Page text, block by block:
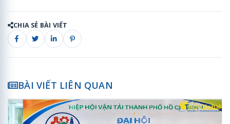
CHIA SẺ BÀI VIẾT
BÀI VIẾT LIÊN QUAN